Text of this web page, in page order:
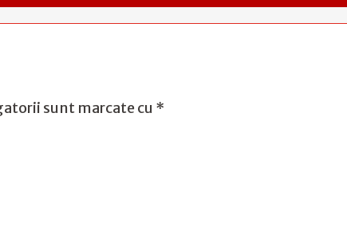
sunt marcate cu *